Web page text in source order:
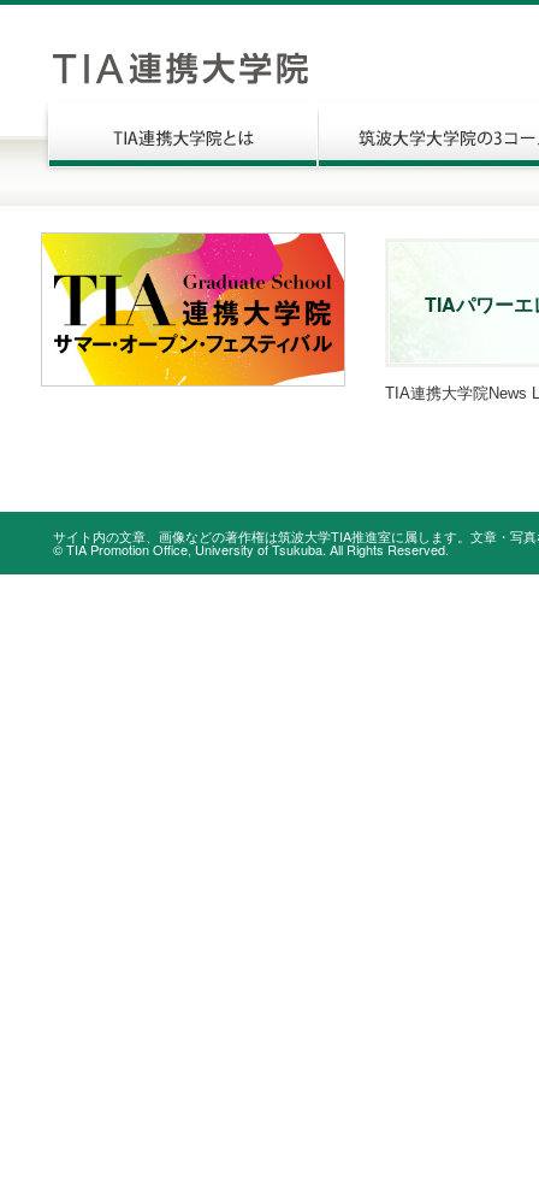
TIAパワー
TIA連携大学院News
サイト内の文章、画像などの著作権は筑波大学TIA推進室に属します。文章・写
© TIA Promotion Office, University of Tsukuba. All Rights Reserved.